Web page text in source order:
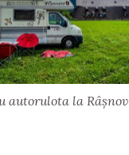
autorulota la Râșnov